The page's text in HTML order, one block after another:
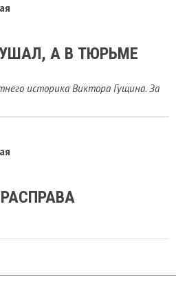
А В ТЮРЬМЕ
историка Виктора Гущина. За